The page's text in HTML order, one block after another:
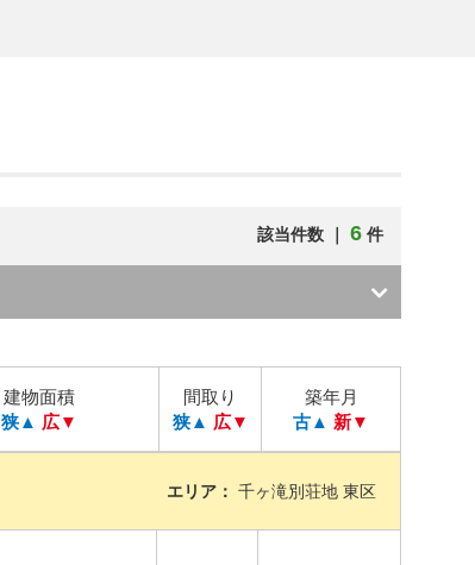
該当件数 ｜ 6件
建物面積
狭▲ 広▼
間取り
狭▲ 広▼
築年月
古▲ 新▼
エリア： 千ヶ滝別荘地 東区